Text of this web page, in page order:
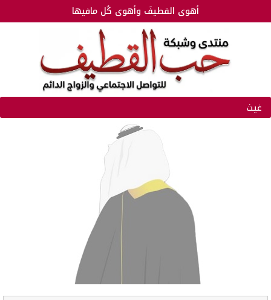
أهوى القطيفَ وأهوى كُل مافيها
غيث